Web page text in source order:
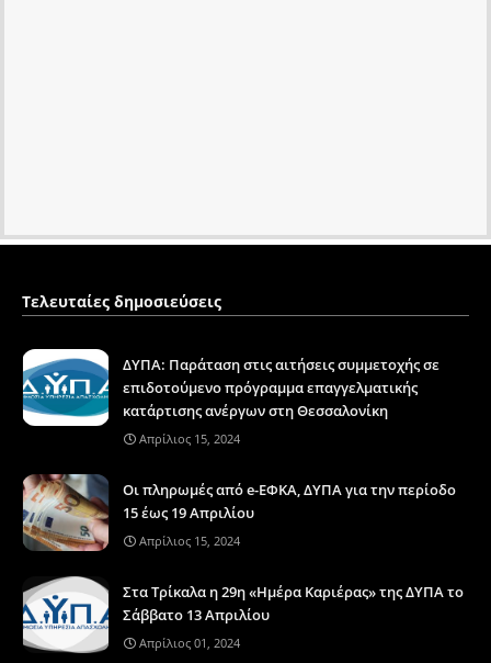
Τελευταίες δημοσιεύσεις
ΔΥΠΑ: Παράταση στις αιτήσεις συμμετοχής σε
επιδοτούμενο πρόγραμμα επαγγελματικής
κατάρτισης ανέργων στη Θεσσαλονίκη
Απρίλιος 15, 2024
Οι πληρωμές από e-ΕΦΚΑ, ΔΥΠΑ για την περίοδο
15 έως 19 Απριλίου
Απρίλιος 15, 2024
Στα Τρίκαλα η 29η «Ημέρα Καριέρας» της ΔΥΠΑ το
Σάββατο 13 Απριλίου
Απρίλιος 01, 2024